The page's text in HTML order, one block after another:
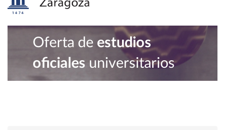
Oferta de estudios
oficiales universitarios